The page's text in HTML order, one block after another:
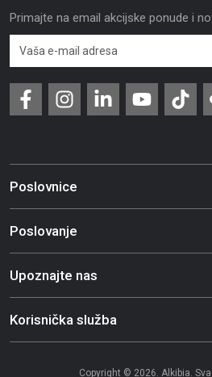
Primajte na email akcijske ponude i
Poslovnice
Poslovanje
Upoznajte nas
Korisnička služba
Copyright © 2026. Alkibia.